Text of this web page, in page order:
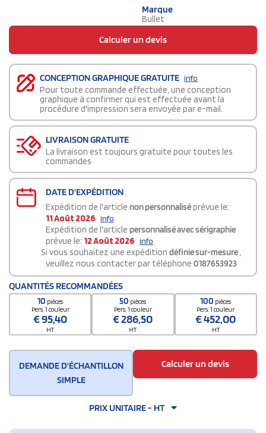
Marque
Bullet
Calculer un devis
CONCEPTION GRAPHIQUE GRATUITE info
Pour toute commande effectuée, une conception
graphique à confirmer qui est effectuée avant la
procédure d'impression sera envoyée par e-mail.
LIVRAISON GRATUITE
La livraison est toujours gratuite pour toutes les
commandes
DATE D'EXPÉDITION
Expédition de l'article non personnaliséprévue le:
11 Août 2026 info
Expédition de l'article personnalisé avec sérigraphie
prévue le: 12 Août 2026 info
Si vous souhaitez une expédition définie sur-mesure,
veuillez nous contacter par téléphone 0187653923
QUANTITÉS RECOMMANDÉES
10 pièces
Pers. 1 couleur
€95,40
HT
50 pièces
Pers. 1 couleur
€286,50
HT
100 pièces
Pers. 1 couleur
€452,00
HT
DEMANDE D'ÉCHANTILLON
SIMPLE
Calculer un devis
PRIX UNITAIRE - HT